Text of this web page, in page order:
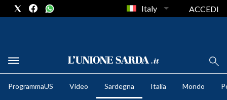
METEO
Italy ACCEDI
ProgrammaUS Video Sardegna Italia Mondo